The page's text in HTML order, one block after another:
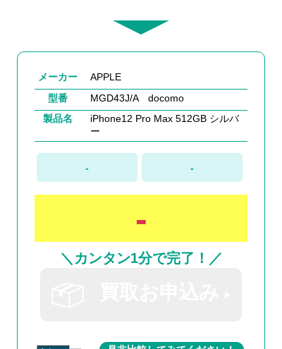
メーカー
APPLE
型番
MGD43J/A docomo
製品名
iPhone12 Pro Max 512GB シルバ
ー
- -
-
＼カンタン1分で完了！／